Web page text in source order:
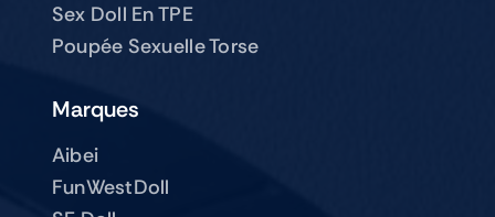
Sex Doll En TPE
Poupée Sexuelle Torse
Marques
Aibei
FunWestDoll